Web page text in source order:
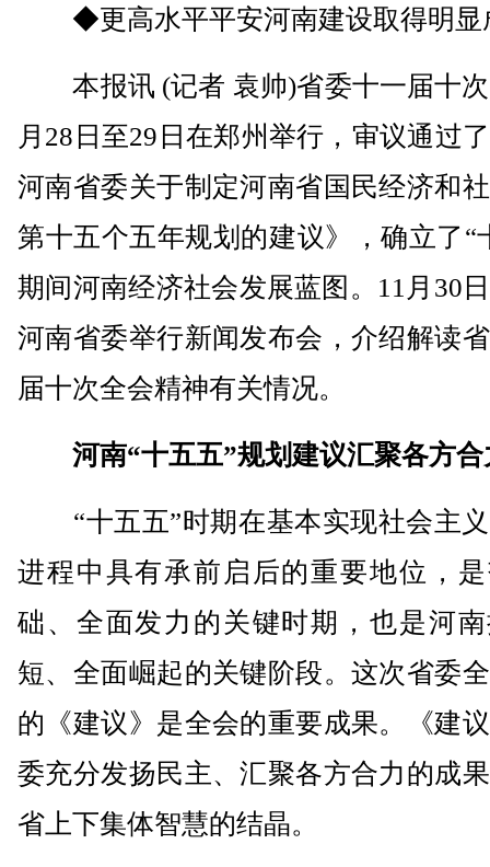
◆更高水平平安河南建设取得明显
本报讯 (记者 袁帅)省委十一届十次
月28日至29日在郑州举行，审议通过
河南省委关于制定河南省国民经济和
第十五个五年规划的建议》，确立了“
期间河南经济社会发展蓝图。11月30
河南省委举行新闻发布会，介绍解读
届十次全会精神有关情况。
河南“十五五”规划建议汇聚各方合
“十五五”时期在基本实现社会主
进程中具有承前启后的重要地位，
础、全面发力的关键时期，也是河
短、全面崛起的关键阶段。这次省委
的《建议》是全会的重要成果。《建
委充分发扬民主、汇聚各方合力的成
省上下集体智慧的结晶。